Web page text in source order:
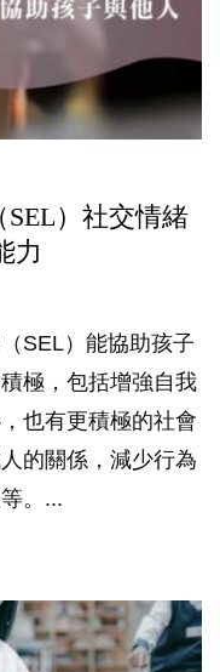
SEL）社交情緒
力
SEL）能協助孩子
極，包括增強自我
也有更積極的社會
的關係，減少行為
。...